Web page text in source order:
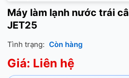
Máy làm lạnh nước trái
JET25
Tình trạng: Còn hàng
Giá: Liên hệ